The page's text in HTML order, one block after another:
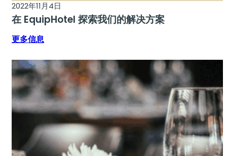
2022年11月4日
在 EquipHotel 探索我们的解决方案
更多信息